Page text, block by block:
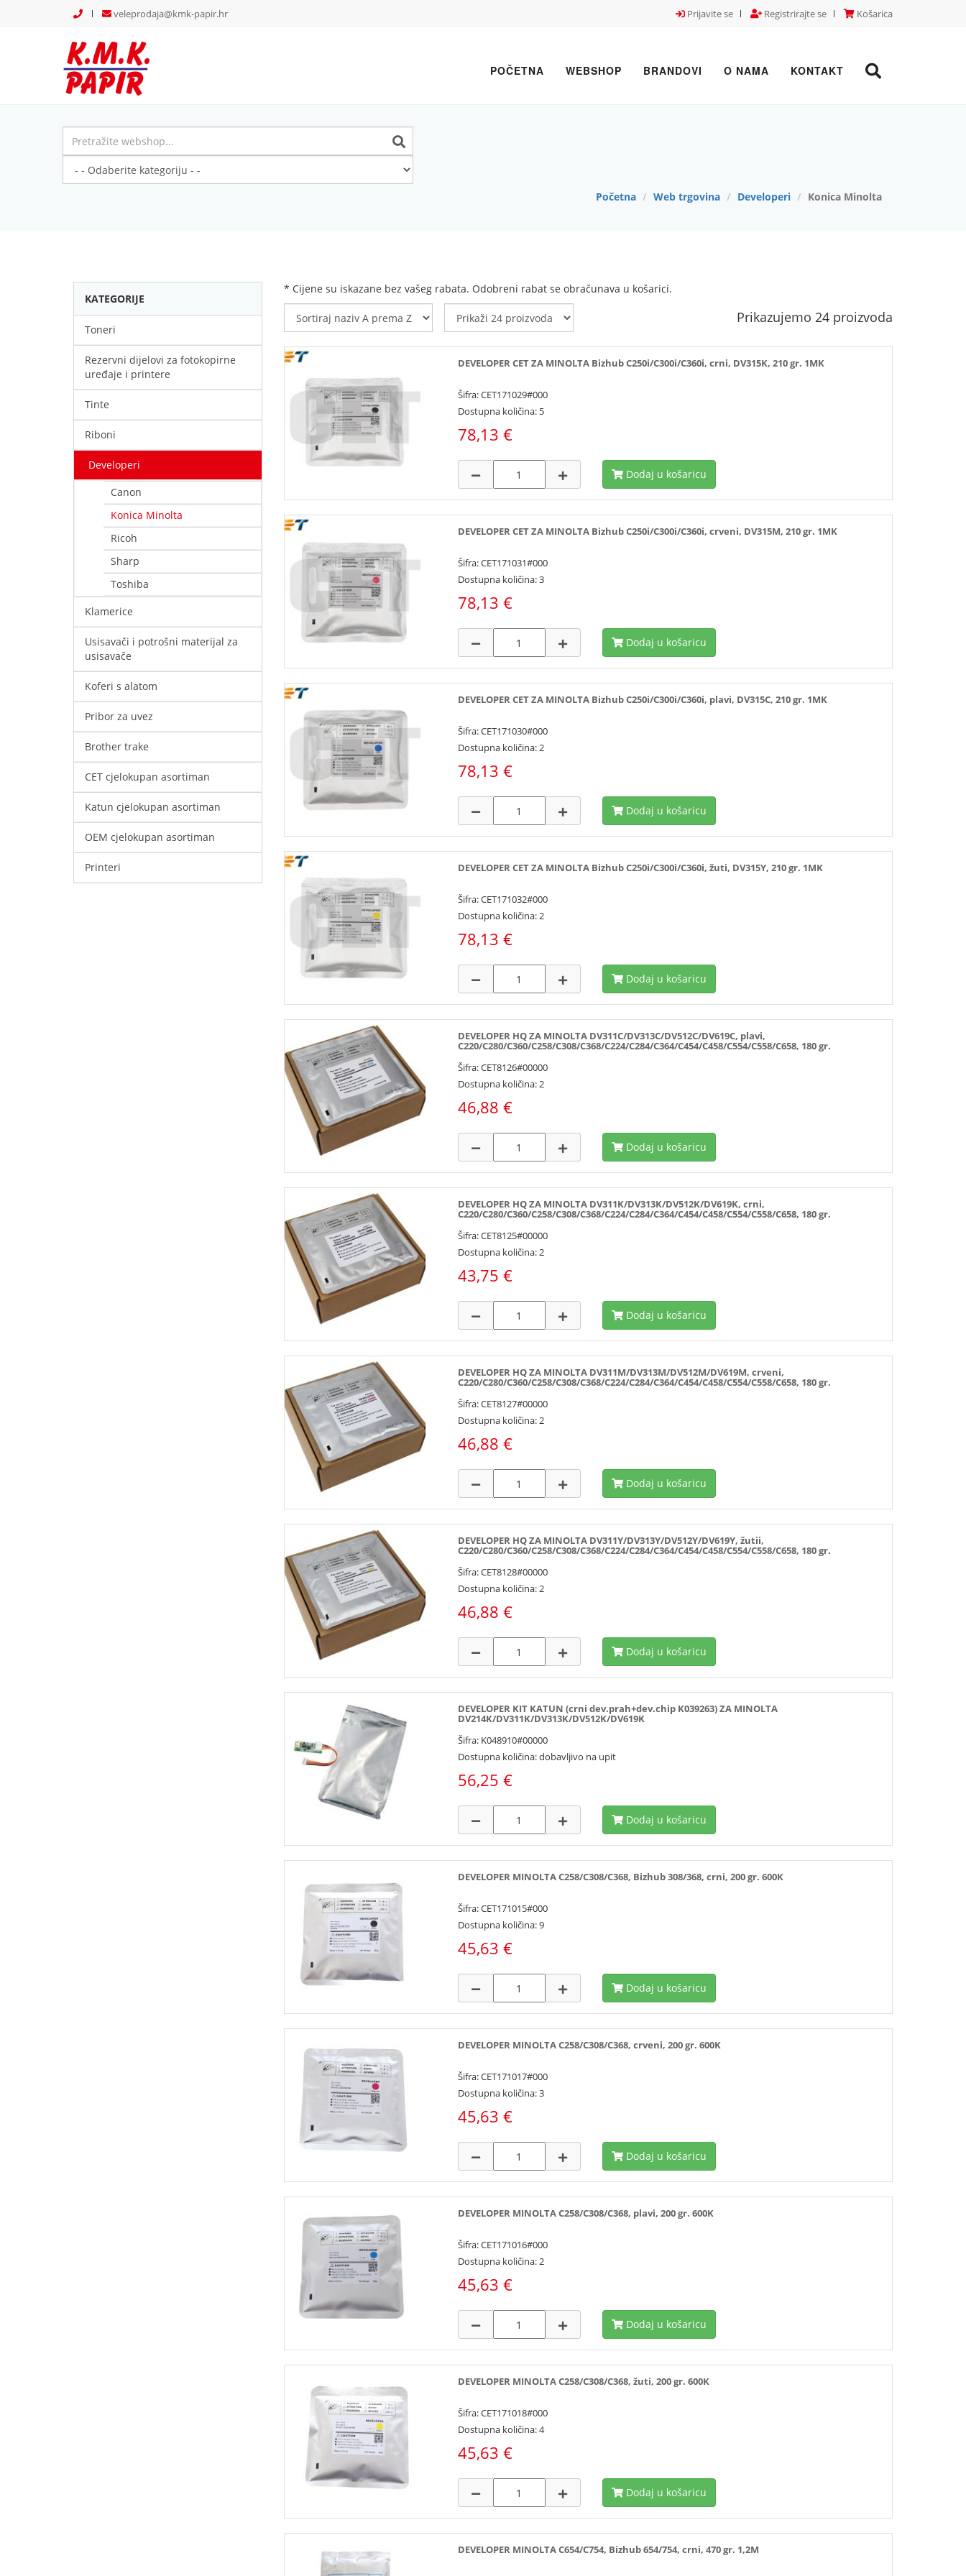
veleprodaja@kmk-papir.hr Prijavite se Registrirajte se Košarica
POČETNA WEBSHOP BRANDOVI O NAMA KONTAKT
Početna Web trgovina Developeri Konica Minolta
KATEGORIJE
Toneri
Rezervni dijelovi za fotokopirne
uređaje i printere
Tinte
Riboni
Developeri
Canon
Konica Minolta
Ricoh
Sharp
Toshiba
Klamerice
Usisavači i potrošni materijal za
usisavače
Koferi s alatom
Pribor za uvez
Brother trake
CET cjelokupan asortiman
Katun cjelokupan asortiman
OEM cjelokupan asortiman
Printeri
* Cijene su iskazane bez vašeg rabata. Odobreni rabat se obračunava u košarici.
Prikazujemo 24 proizvoda
DEVELOPER CET ZA MINOLTA Bizhub C250i/C300i/C360i, crni, DV315K, 210 gr. 1MK
Šifra: CET171029#000
Dostupna količina: 5
78,13 €
Dodaj u košaricu
DEVELOPER CET ZA MINOLTA Bizhub C250i/C300i/C360i, crveni, DV315M, 210 gr. 1MK
Šifra: CET171031#000
Dostupna količina: 3
78,13 €
Dodaj u košaricu
DEVELOPER CET ZA MINOLTA Bizhub C250i/C300i/C360i, plavi, DV315C, 210 gr. 1MK
Šifra: CET171030#000
Dostupna količina: 2
78,13 €
Dodaj u košaricu
DEVELOPER CET ZA MINOLTA Bizhub C250i/C300i/C360i, žuti, DV315Y, 210 gr. 1MK
Šifra: CET171032#000
Dostupna količina: 2
78,13 €
Dodaj u košaricu
DEVELOPER HQ ZA MINOLTA DV311C/DV313C/DV512C/DV619C, plavi,
C220/C280/C360/C258/C308/C368/C224/C284/C364/C454/C458/C554/C558/C658, 180 gr.
Šifra: CET8126#00000
Dostupna količina: 2
46,88 €
Dodaj u košaricu
DEVELOPER HQ ZA MINOLTA DV311K/DV313K/DV512K/DV619K, crni,
C220/C280/C360/C258/C308/C368/C224/C284/C364/C454/C458/C554/C558/C658, 180 gr.
Šifra: CET8125#00000
Dostupna količina: 2
43,75 €
Dodaj u košaricu
DEVELOPER HQ ZA MINOLTA DV311M/DV313M/DV512M/DV619M, crveni,
C220/C280/C360/C258/C308/C368/C224/C284/C364/C454/C458/C554/C558/C658, 180 gr.
Šifra: CET8127#00000
Dostupna količina: 2
46,88 €
Dodaj u košaricu
DEVELOPER HQ ZA MINOLTA DV311Y/DV313Y/DV512Y/DV619Y, žutii,
C220/C280/C360/C258/C308/C368/C224/C284/C364/C454/C458/C554/C558/C658, 180 gr.
Šifra: CET8128#00000
Dostupna količina: 2
46,88 €
Dodaj u košaricu
DEVELOPER KIT KATUN (crni dev.prah+dev.chip K039263) ZA MINOLTA
DV214K/DV311K/DV313K/DV512K/DV619K
Šifra: K048910#00000
Dostupna količina: dobavljivo na upit
56,25 €
Dodaj u košaricu
DEVELOPER MINOLTA C258/C308/C368, Bizhub 308/368, crni, 200 gr. 600K
Šifra: CET171015#000
Dostupna količina: 9
45,63 €
Dodaj u košaricu
DEVELOPER MINOLTA C258/C308/C368, crveni, 200 gr. 600K
Šifra: CET171017#000
Dostupna količina: 3
45,63 €
Dodaj u košaricu
DEVELOPER MINOLTA C258/C308/C368, plavi, 200 gr. 600K
Šifra: CET171016#000
Dostupna količina: 2
45,63 €
Dodaj u košaricu
DEVELOPER MINOLTA C258/C308/C368, žuti, 200 gr. 600K
Šifra: CET171018#000
Dostupna količina: 4
45,63 €
Dodaj u košaricu
DEVELOPER MINOLTA C654/C754, Bizhub 654/754, crni, 470 gr. 1,2M